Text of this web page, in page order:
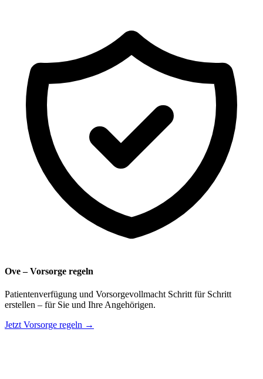
Ove – Vorsorge regeln
Patientenverfügung und Vorsorgevollmacht Schritt für Schritt
erstellen – für Sie und Ihre Angehörigen.
Jetzt Vorsorge regeln →